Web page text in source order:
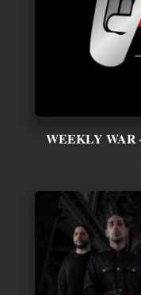
WEEKLY WAR